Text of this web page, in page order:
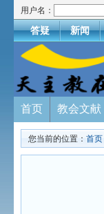
用户名：
答疑 新闻
首页 教会文献
您当前的位置： 首页